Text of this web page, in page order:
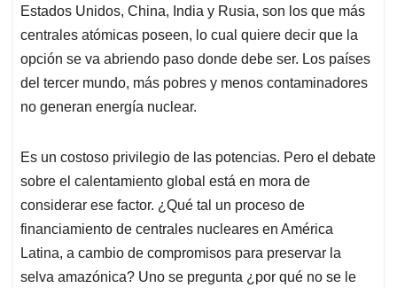
Estados Unidos, China, India y Rusia, son los que más
centrales atómicas poseen, lo cual quiere decir que la
opción se va abriendo paso donde debe ser. Los países
del tercer mundo, más pobres y menos contaminadores
no generan energía nuclear.
Es un costoso privilegio de las potencias. Pero el debate
sobre el calentamiento global está en mora de
considerar ese factor. ¿Qué tal un proceso de
financiamiento de centrales nucleares en América
Latina, a cambio de compromisos para preservar la
selva amazónica? Uno se pregunta ¿por qué no se le